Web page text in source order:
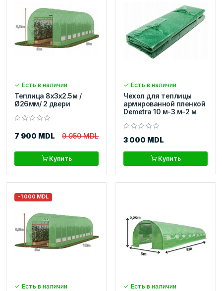
Есть в наличии
Теплица 8x3x2.5м /
Ø26мм/ 2 двери
7 900 MDL 9 950 MDL
Купить
Есть в наличии
Чехол для теплицы
армированной пленкой
Demetra 10 м-3 м-2 м
3 000 MDL
Купить
-1 000 MDL
Есть в наличии Есть в наличии